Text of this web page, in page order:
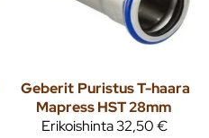
Geberit Puristus T-haara
Mapress HST 28mm
Erikoishinta32,50 €